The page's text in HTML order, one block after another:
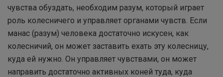
чувства обуздать, необходим разум, который играет
роль колесничего и управляет органами чувств. Если
манас (разум) человека достаточно искусен, как
колесничий, он может заставить ехать эту колесницу,
куда ей нужно. Он управляет чувствами, он может
направить достаточно активных коней туда, куда